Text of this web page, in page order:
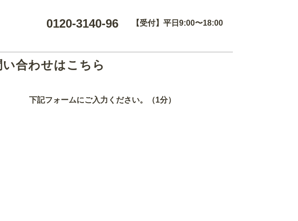
0120-3140-96 【受付】平日9:00〜18:00
合わせはこちら
下記フォームにご入力ください。（1分）